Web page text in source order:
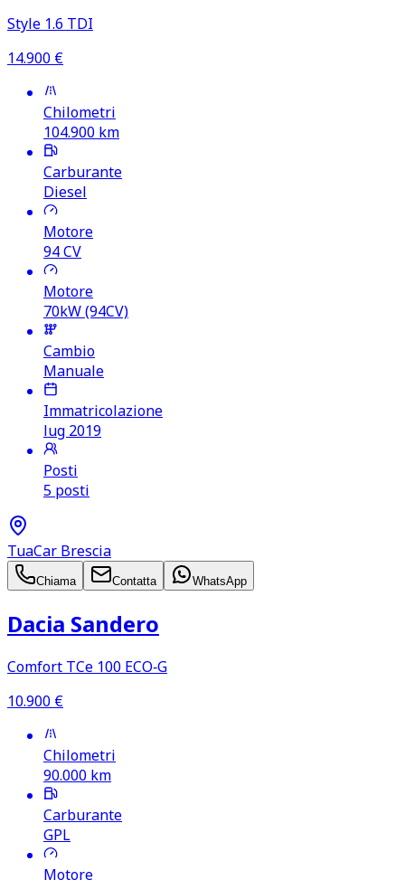
Style 1.6 TDI
14.900 €
Chilometri
104.900 km
Carburante
Diesel
Motore
94CV
Motore
70kW (94CV)
Cambio
Manuale
Immatricolazione
lug 2019
Posti
5 posti
TuaCar Brescia
Chiama Contatta WhatsApp
Dacia Sandero
Comfort TCe 100 ECO‑G
10.900 €
Chilometri
90.000 km
Carburante
GPL
Motore